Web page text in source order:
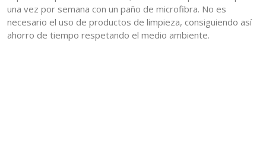
una vez por semana con un paño de microfibra. No es
necesario el uso de productos de limpieza, consiguiendo así
ahorro de tiempo respetando el medio ambiente.